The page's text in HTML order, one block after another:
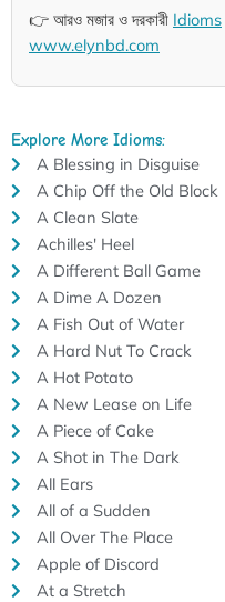
👉 আরও মজার ও দরকারী Idioms
www.elynbd.com
Explore More Idioms:
A Blessing in Disguise
A Chip Off the Old Block
A Clean Slate
Achilles' Heel
A Different Ball Game
A Dime A Dozen
A Fish Out of Water
A Hard Nut To Crack
A Hot Potato
A New Lease on Life
A Piece of Cake
A Shot in The Dark
All Ears
All of a Sudden
All Over The Place
Apple of Discord
At a Stretch